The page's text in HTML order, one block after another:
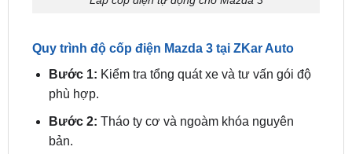
Quy trình độ cốp điện Mazda 3 tại ZKar Auto
phù hợp.
Bước 2: Tháo ty cơ và ngoàm khóa nguyên
bản.
Bước 3: Lắp đặt ty điện, hộp điều khiển, dây
giắc và các nút bấm.